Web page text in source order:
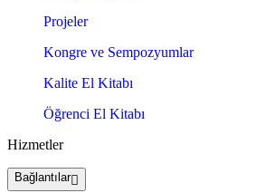
Projeler
Kongre ve Sempozyumlar
Kalite El Kitabı
Öğrenci El Kitabı
Hizmetler
Bağlantılar